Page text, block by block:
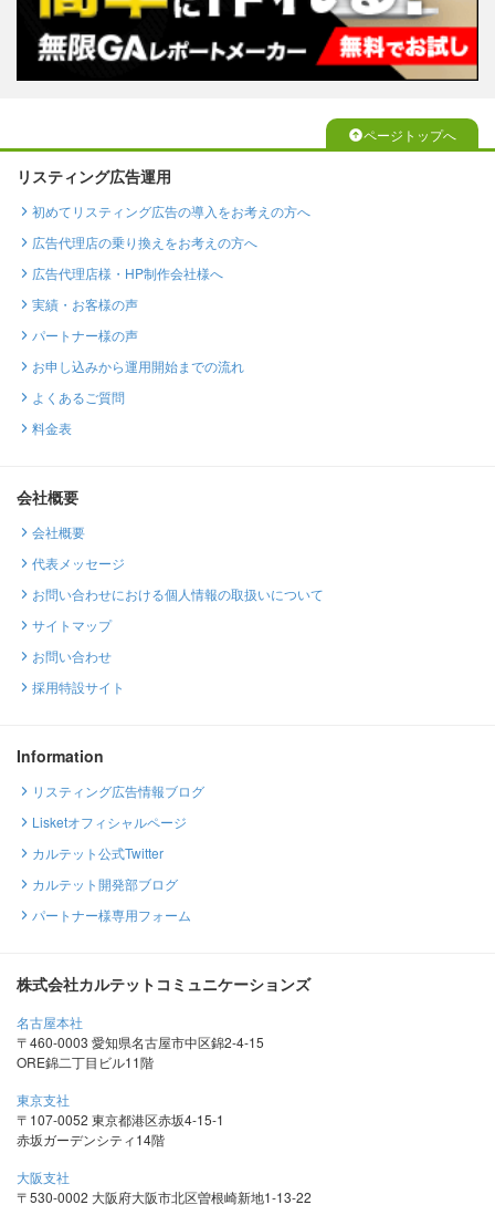
ページトップへ
リスティング広告運用
初めてリスティング広告の導入をお考えの方へ
広告代理店の乗り換えをお考えの方へ
広告代理店様・HP制作会社様へ
実績・お客様の声
パートナー様の声
お申し込みから運用開始までの流れ
よくあるご質問
料金表
会社概要
会社概要
代表メッセージ
お問い合わせにおける個人情報の取扱いについて
サイトマップ
お問い合わせ
採用特設サイト
Information
リスティング広告情報ブログ
Lisketオフィシャルページ
カルテット公式Twitter
カルテット開発部ブログ
パートナー様専用フォーム
株式会社カルテットコミュニケーションズ
名古屋本社
〒460-0003 愛知県名古屋市中区錦2-4-15
ORE錦二丁目ビル11階
東京支社
〒107-0052 東京都港区赤坂4-15-1
赤坂ガーデンシティ14階
大阪支社
〒530-0002 大阪府大阪市北区曽根崎新地1-13-22